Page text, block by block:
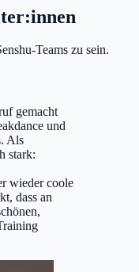
Teams zu sein.
gemacht
und
Als
stark:
wieder coole
dass an